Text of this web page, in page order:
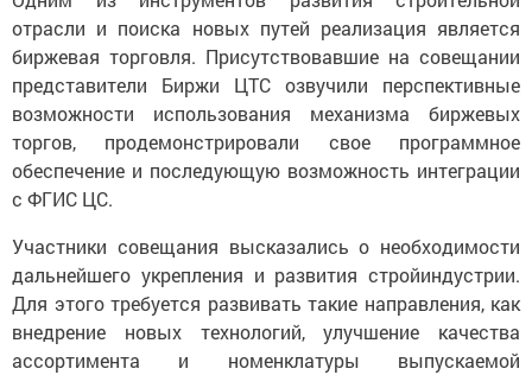
отрасли и поиска новых путей реализация является
биржевая торговля. Присутствовавшие на совещании
представители Биржи ЦТС озвучили перспективные
возможности использования механизма биржевых
торгов, продемонстрировали свое программное
обеспечение и последующую возможность интеграции
с ФГИС ЦС.
Участники совещания высказались о необходимости
дальнейшего укрепления и развития стройиндустрии.
Для этого требуется развивать такие направления, как
внедрение новых технологий, улучшение качества
ассортимента и номенклатуры выпускаемой